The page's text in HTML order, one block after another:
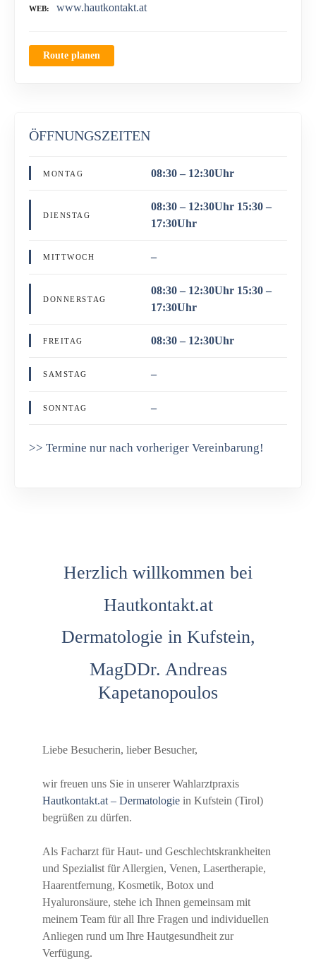
WEB www.hautkontakt.at
Route planen
ÖFFNUNGSZEITEN
MONTAG 08:30 – 12:30Uhr
DIENSTAG
08:30 – 12:30Uhr 15:30 –
17:30Uhr
MITTWOCH –
DONNERSTAG
08:30 – 12:30Uhr 15:30 –
17:30Uhr
FREITAG 08:30 – 12:30Uhr
SAMSTAG –
SONNTAG –
>> Termine nur nach vorheriger Vereinbarung!
Herzlich willkommen bei
Hautkontakt.at
Dermatologie in Kufstein,
MagDDr. Andreas
Kapetanopoulos
Liebe Besucherin, lieber Besucher,
wir freuen uns Sie in unserer Wahlarztpraxis
Hautkontakt.at – Dermatologie in Kufstein (Tirol)
begrüßen zu dürfen.
Als Facharzt für Haut- und Geschlechtskrankheiten
und Spezialist für Allergien, Venen, Lasertherapie,
Haarentfernung, Kosmetik, Botox und
Hyaluronsäure, stehe ich Ihnen gemeinsam mit
meinem Team für all Ihre Fragen und individuellen
Anliegen rund um Ihre Hautgesundheit zur
Verfügung.